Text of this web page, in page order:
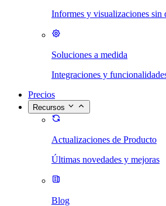
Informes y visualizaciones sin
Soluciones a medida
Integraciones y
Precios
Recursos
Actualizaciones de Producto
Últimas novedades y mejoras
Blog